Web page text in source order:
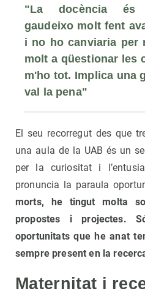
"La docència és
gaudeixo molt fent
i no ho canviaria per
molt a qüestionar les
m'ho tot. Implica una
val la pena"
El seu recorregut des que
una aula de la UAB és un
per la curiositat i
pronuncia la paraula
morts, he tingut molta
propostes i projectes.
oportunitats que he anat
sempre present en la
Maternitat i